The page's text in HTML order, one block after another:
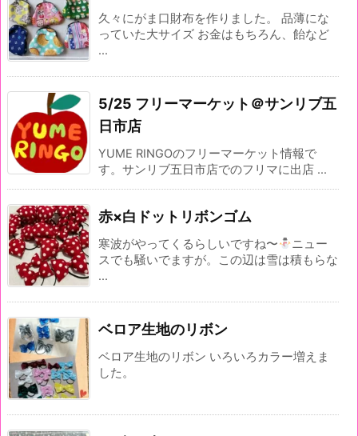
久々にがま口財布を作りました。 品薄にな
っていた大サイズ お金はもちろん、飴など
...
5/25 フリーマーケット＠サンリブ五
日市店
YUME RINGOのフリーマーケット情報で
す。サンリブ五日市店でのフリマに出店 ...
赤×白ドットリボンゴム
寒波がやってくるらしいですね〜
ニュー
スでも騒いでますが。この辺は雪は積もらな
...
ベロア生地のリボン
ベロア生地のリボン いろいろカラー増えま
した。